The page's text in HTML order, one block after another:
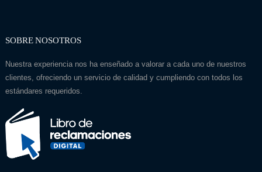
SOBRE NOSOTROS
Nuestra experiencia nos ha enseñado a valorar a cada uno de nuestros
clientes, ofreciendo un servicio de calidad y cumpliendo con todos los
estándares requeridos.